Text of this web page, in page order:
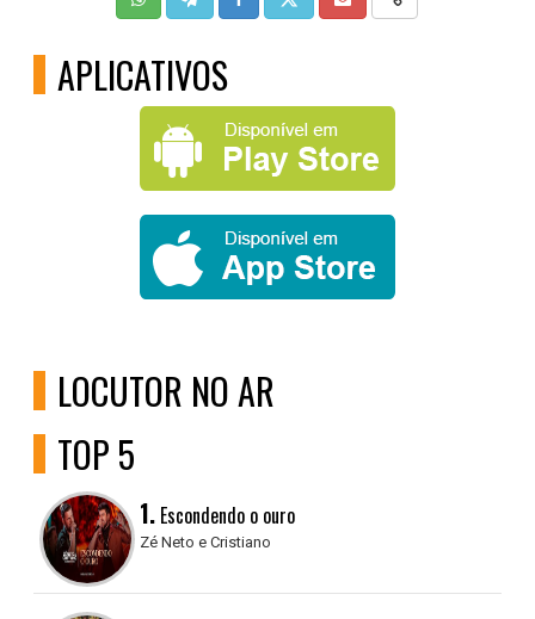
APLICATIVOS
LOCUTOR NO AR
TOP 5
1. Escondendo o ouro
Zé Neto e Cristiano